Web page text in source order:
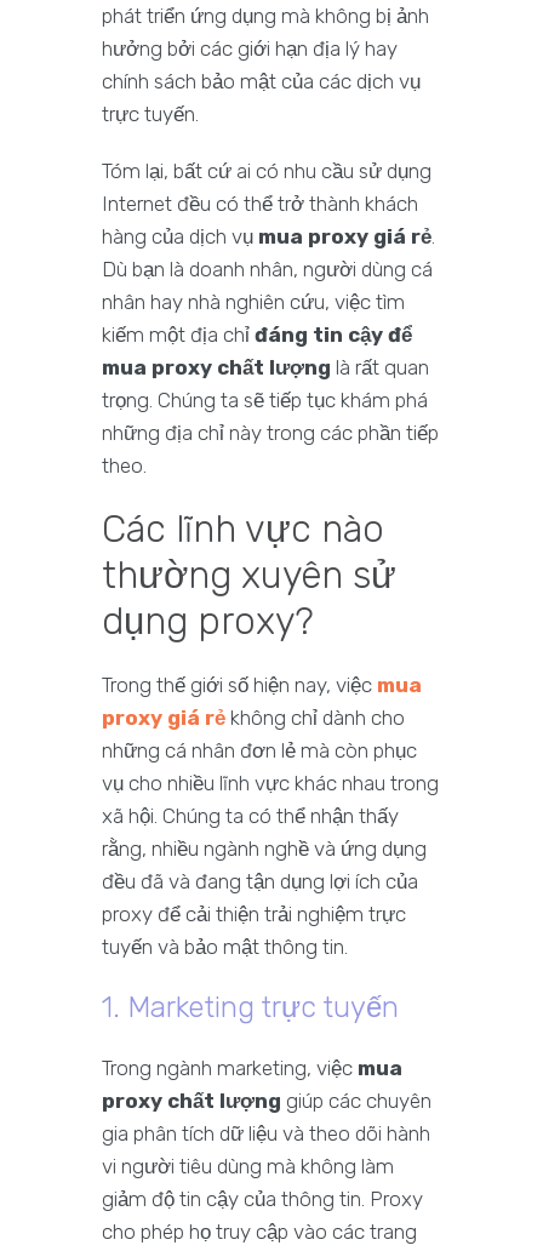
phát triển ứng dụng mà không bị ảnh
hưởng bởi các giới hạn địa lý hay
chính sách bảo mật của các dịch vụ
trực tuyến.
Tóm lại, bất cứ ai có nhu cầu sử dụng
Internet đều có thể trở thành khách
hàng của dịch vụ mua proxy giá rẻ.
Dù bạn là doanh nhân, người dùng cá
nhân hay nhà nghiên cứu, việc tìm
kiếm một địa chỉ đáng tin cậy để
mua proxy chất lượng là rất quan
trọng. Chúng ta sẽ tiếp tục khám phá
những địa chỉ này trong các phần tiếp
theo.
Các lĩnh vực nào
thường xuyên sử
dụng proxy?
Trong thế giới số hiện nay, việc mua
proxy giá rẻ không chỉ dành cho
những cá nhân đơn lẻ mà còn phục
vụ cho nhiều lĩnh vực khác nhau trong
xã hội. Chúng ta có thể nhận thấy
rằng, nhiều ngành nghề và ứng dụng
đều đã và đang tận dụng lợi ích của
proxy để cải thiện trải nghiệm trực
tuyến và bảo mật thông tin.
1. Marketing trực tuyến
Trong ngành marketing, việc mua
proxy chất lượng giúp các chuyên
gia phân tích dữ liệu và theo dõi hành
vi người tiêu dùng mà không làm
giảm độ tin cậy của thông tin. Proxy
cho phép họ truy cập vào các trang